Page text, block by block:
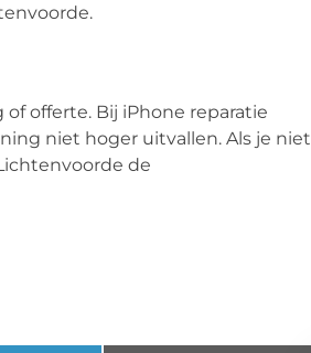
offerte. Bij iPhone reparatie
niet hoger uitvallen. Als je niet
de